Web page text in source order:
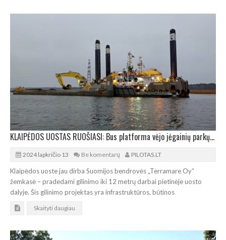
KLAIPĖDOS UOSTAS RUOŠIASI: Bus platforma vėjo jėgainių parkų statybai jūroje
2024 lapkričio 13 Be komentarų PILOTAS.LT
Klaipėdos uoste jau dirba Suomijos bendrovės „Terramare Oy“
žemkasė – pradedami gilinimo iki 12 metrų darbai pietinėje uosto
dalyje. Šis gilinimo projektas yra infrastruktūros, būtinos
Skaityti daugiau